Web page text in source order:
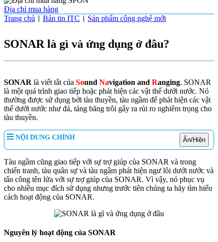
Địa chỉ mua hàng
Trang chủ
Bản tin ITC Sản phẩm công nghệ mới
SONAR là gì và ứng dụng ở đâu?
SONAR là viết tắt của Sound Navigation and Ranging. SONAR
là một quá trình giao tiếp hoặc phát hiện các vật thể dưới nước. Nó
thường được sử dụng bởi tàu thuyền, tàu ngầm để phát hiện các vật
thể dưới nước như đá, tảng băng trôi gây ra rủi ro nghiêm trọng cho
tàu thuyền.
NỘI DUNG CHÍNH Ẩn/Hiện
Tàu ngầm cũng giao tiếp với sự trợ giúp của SONAR và trong
chiến tranh, tàu quân sự và tàu ngầm phát hiện ngư lôi dưới nước và
tấn công tên lửa với sự trợ giúp của SONAR. Vì vậy, nó phục vụ
cho nhiều mục đích sử dụng nhưng trước tiên chúng ta hãy tìm hiểu
cách hoạt động của SONAR.
Nguyên lý hoạt động của SONAR